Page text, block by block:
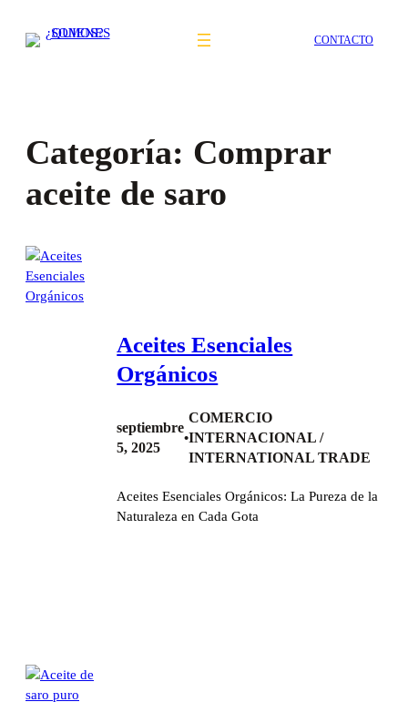
CONTACTO
Categoría: Comprar
aceite de saro
Aceites Esenciales
Orgánicos
septiembre
5, 2025
•
COMERCIO
INTERNACIONAL /
INTERNATIONAL TRADE
Aceites Esenciales Orgánicos: La Pureza de la
Naturaleza en Cada Gota